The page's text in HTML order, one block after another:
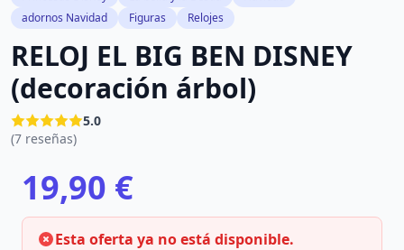
adornos Navidad
Figuras Relojes
RELOJ EL BIG BEN DISNEY
(decoración árbol)
5.0
(7 reseñas)
19,90 €
Esta oferta ya no está disponible.